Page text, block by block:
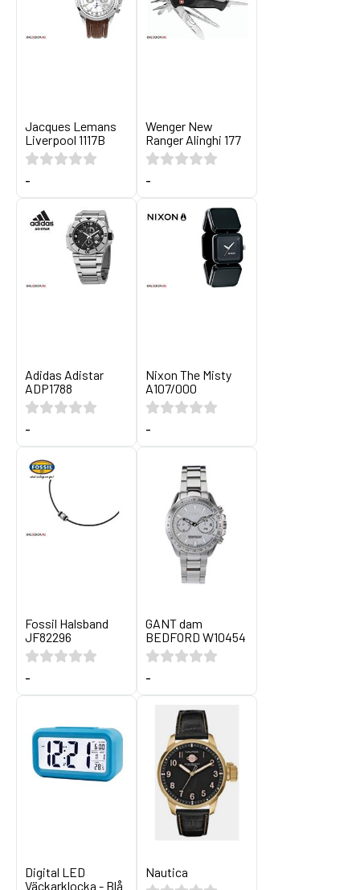
Jacques Lemans
Liverpool 1117B
-
Wenger New
Ranger Alinghi 177
-
Adidas Adistar
ADP1788
-
Nixon The Misty
A107/000
-
Fossil Halsband
JF82296
-
GANT dam
BEDFORD W10454
-
Digital LED
Väckarklocka - Blå
Nautica